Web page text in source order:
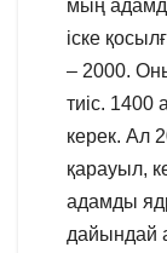
мың
іске
– 2000.
тиіс. 1400
керек. Ал
қарауыл,
адамды
дайындай